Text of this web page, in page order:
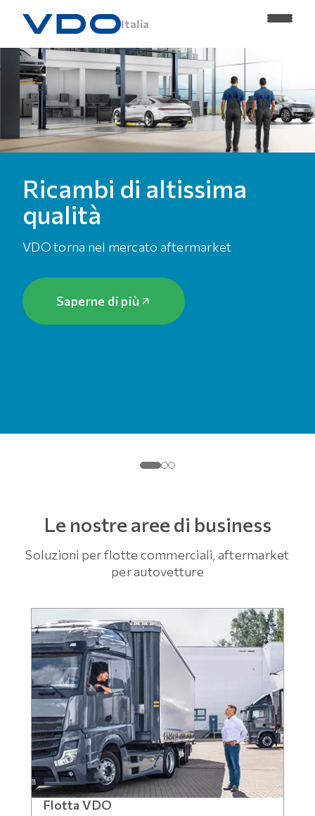
Italia
Ricambi di altissima
qualità
VDO torna nel mercato aftermarket
Saperne di più
Le nostre aree di business
Soluzioni per flotte commerciali, aftermarket
per autovetture
Flotta VDO